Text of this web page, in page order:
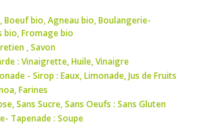
,Boeuf bio,Agneau bio,Boulangerie-
bio,Fromage bio
,Savon
: Vinaigrette,Huile,Vinaigre
- Sirop : Eaux,Limonade,Jus de Fruits
,Farines
Sans Sucre, Sans Oeufs : Sans Gluten
Tapenade : Soupe